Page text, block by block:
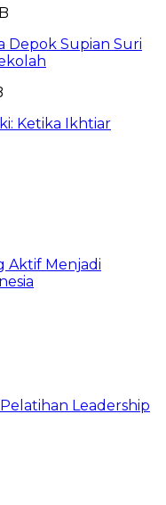
Depok Supian Suri
Ketika Ikhtiar
Aktif Menjadi
Leadership